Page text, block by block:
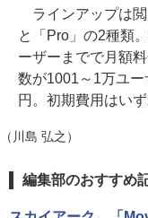
ラインアップは閲
と「Pro」の2種類
ーザーまでで月額
数が1001～1万ユ
円。初期費用はいず
（川島 弘之）
編集部のおすすめ